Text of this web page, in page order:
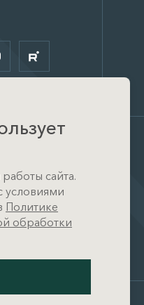
д. 1 (КП
сайта.
условиями
Политике
обработки